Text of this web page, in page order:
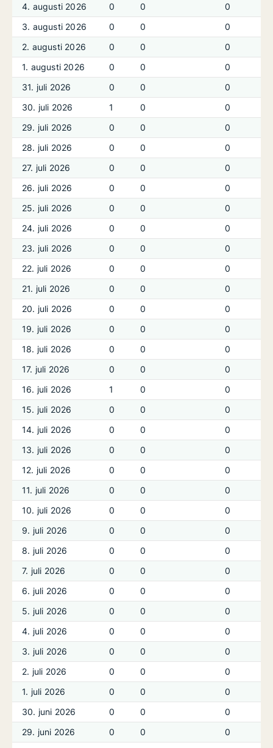
4. augusti 2026
0 0
0
3. augusti 2026
0 0
0
2. augusti 2026
0 0
0
1. augusti 2026
0 0
0
31. juli 2026
0 0
0
30. juli 2026
1 0
0
29. juli 2026
0 0
0
28. juli 2026
0 0
0
27. juli 2026
0 0
0
26. juli 2026
0 0
0
25. juli 2026
0 0
0
24. juli 2026
0 0
0
23. juli 2026
0 0
0
22. juli 2026
0 0
0
21. juli 2026
0 0
0
20. juli 2026
0 0
0
19. juli 2026
0 0
0
18. juli 2026
0 0
0
17. juli 2026
0 0
0
16. juli 2026
1 0
0
15. juli 2026
0 0
0
14. juli 2026
0 0
0
13. juli 2026
0 0
0
12. juli 2026
0 0
0
11. juli 2026
0 0
0
10. juli 2026
0 0
0
9. juli 2026
0 0
0
8. juli 2026
0 0
0
7. juli 2026
0 0
0
6. juli 2026
0 0
0
5. juli 2026
0 0
0
4. juli 2026
0 0
0
3. juli 2026
0 0
0
2. juli 2026
0 0
0
1. juli 2026
0 0
0
30. juni 2026
0 0
0
29. juni 2026
0 0
0